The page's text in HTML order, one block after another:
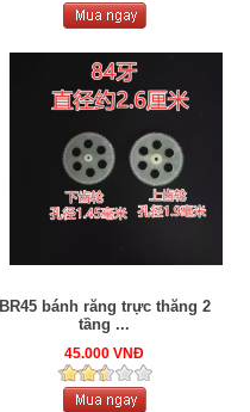
BR45 bánh răng trực thăng 2
tầng ...
45.000 VNĐ